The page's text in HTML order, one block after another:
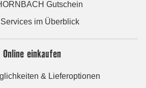
Gutschein
im Überblick
Online einkaufen
& Lieferoptionen